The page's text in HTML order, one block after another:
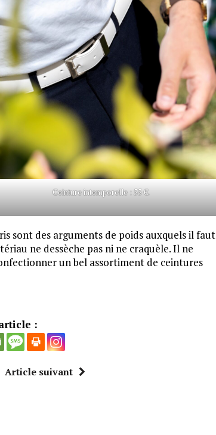
Ceinture intemporelle : 55 €.
sont des arguments de poids auxquels il faut
ne dessèche pas ni ne craquèle. Il ne
un bel assortiment de ceintures
:
Article suivant